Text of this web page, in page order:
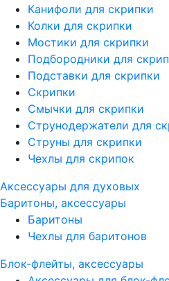
Канифоли для скрипки
Колки для скрипки
Мостики для скрипки
Подбородники для
Подставки для скрипки
Скрипки
Смычки для скрипки
Струнодержатели для
Струны для скрипки
Чехлы для скрипок
Аксессуары для духовых
Баритоны, аксессуары
Баритоны
Чехлы для баритонов
Блок-флейты, аксессуары